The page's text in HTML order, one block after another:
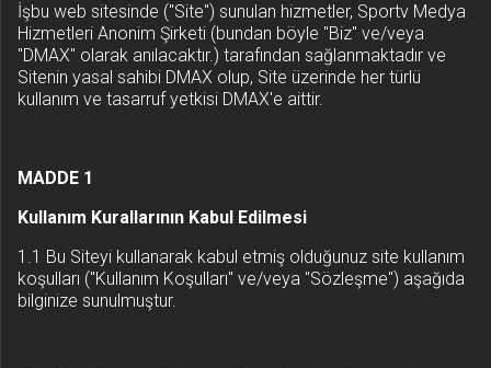
İşbu web sitesinde ("Site") sunulan hizmetler, Sportv Medya
Hizmetleri Anonim Şirketi (bundan böyle "Biz" ve/veya
"DMAX" olarak anılacaktır.) tarafından sağlanmaktadır ve
Sitenin yasal sahibi DMAX olup, Site üzerinde her türlü
kullanım ve tasarruf yetkisi DMAX'e aittir.
MADDE 1
Kullanım Kurallarının Kabul Edilmesi
1.1 Bu Siteyi kullanarak kabul etmiş olduğunuz site kullanım
koşulları ("Kullanım Koşulları" ve/veya "Sözleşme") aşağıda
bilginize sunulmuştur.